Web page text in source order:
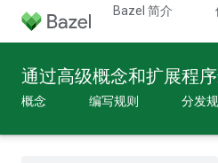
Bazel 简介
通过高级概念和扩展程
概念 编写规则 分发
ExecGroupCollection
ExecTransitionFactory 类
extension_metadata
文件